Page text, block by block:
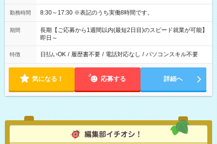
勤務時間 8:30～17:30 ※表記のうち実働8時間です。
期間
長期【ご応募から1週間以内(最短2日目)のスピード就業が可能】
即日～
特徴 日払いOK / 履歴書不要 / 電話対応なし / パソコンスキル不要
気になる！ 応募する 詳細へ